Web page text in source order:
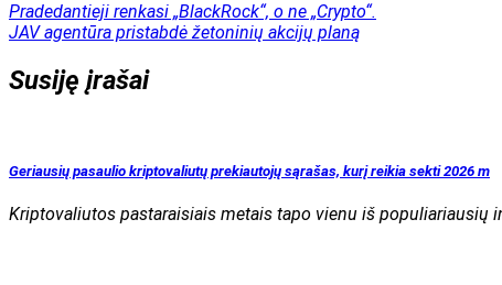
Pradedantieji renkasi „BlackRock“, o ne „Crypto“.
JAV agentūra pristabdė žetoninių akcijų planą
Susiję įrašai
Geriausių pasaulio kriptovaliutų prekiautojų sąrašas, kurį reikia sekti 2026 m
Kriptovaliutos pastaraisiais metais tapo vienu iš populiariausių